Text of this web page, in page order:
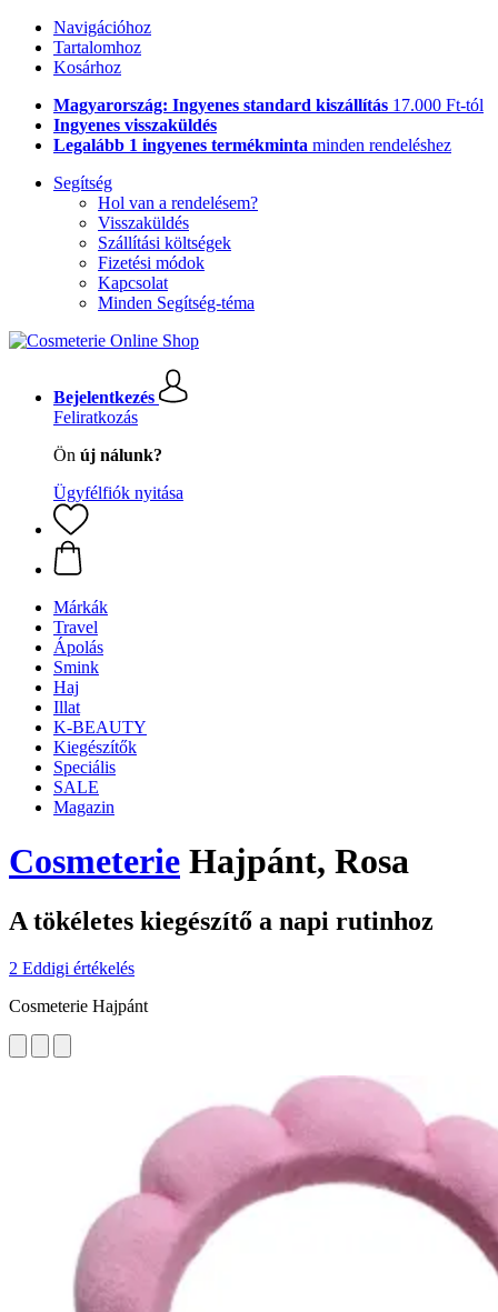
Navigációhoz
Tartalomhoz
Kosárhoz
Magyarország: Ingyenes standard kiszállítás 17.000 Ft-tól
Ingyenes visszaküldés
Legalább 1 ingyenes termékminta minden rendeléshez
Segítség
Hol van a rendelésem?
Visszaküldés
Szállítási költségek
Fizetési módok
Kapcsolat
Minden Segítség-téma
Bejelentkezés
Feliratkozás
Ön új nálunk?
Ügyfélfiók nyitása
Márkák
Travel
Ápolás
Smink
Haj
Illat
K-BEAUTY
Kiegészítők
Speciális
SALE
Magazin
Cosmeterie Hajpánt, Rosa
A tökéletes kiegészítő a napi rutinhoz
2 Eddigi értékelés
Cosmeterie Hajpánt